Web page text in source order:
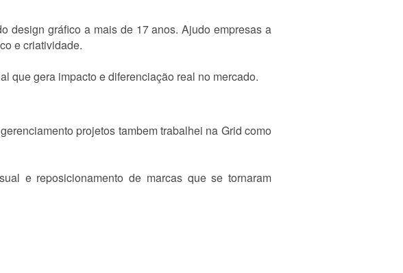
design gráfico a mais de 17 anos. Ajudo empresas a
e criatividade.
que gera impacto e diferenciação real no mercado.
projetos tambem trabalhei na Grid como
e reposicionamento de marcas que se tornaram